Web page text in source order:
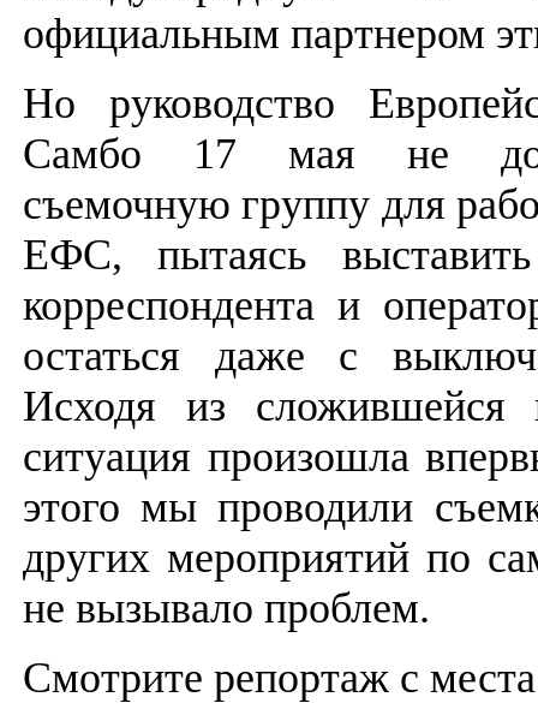
официальным партнером
Но руководство
Самбо 17 мая не
съемочную группу для
ЕФС, пытаясь
корреспондента и
остаться даже с
Исходя из сложившейся
ситуация произошла
этого мы проводили
других мероприятий по
не вызывало проблем.
Смотрите репортаж с